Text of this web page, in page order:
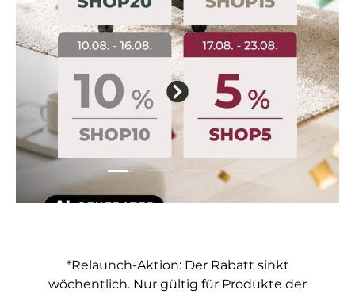
Folie laden 1 von 4
Folie laden 2 von 4
Folie laden 3 von 4
Folie laden 4 von 4
*Relaunch-Aktion: Der Rabatt sinkt
wöchentlich. Nur gültig für Produkte der